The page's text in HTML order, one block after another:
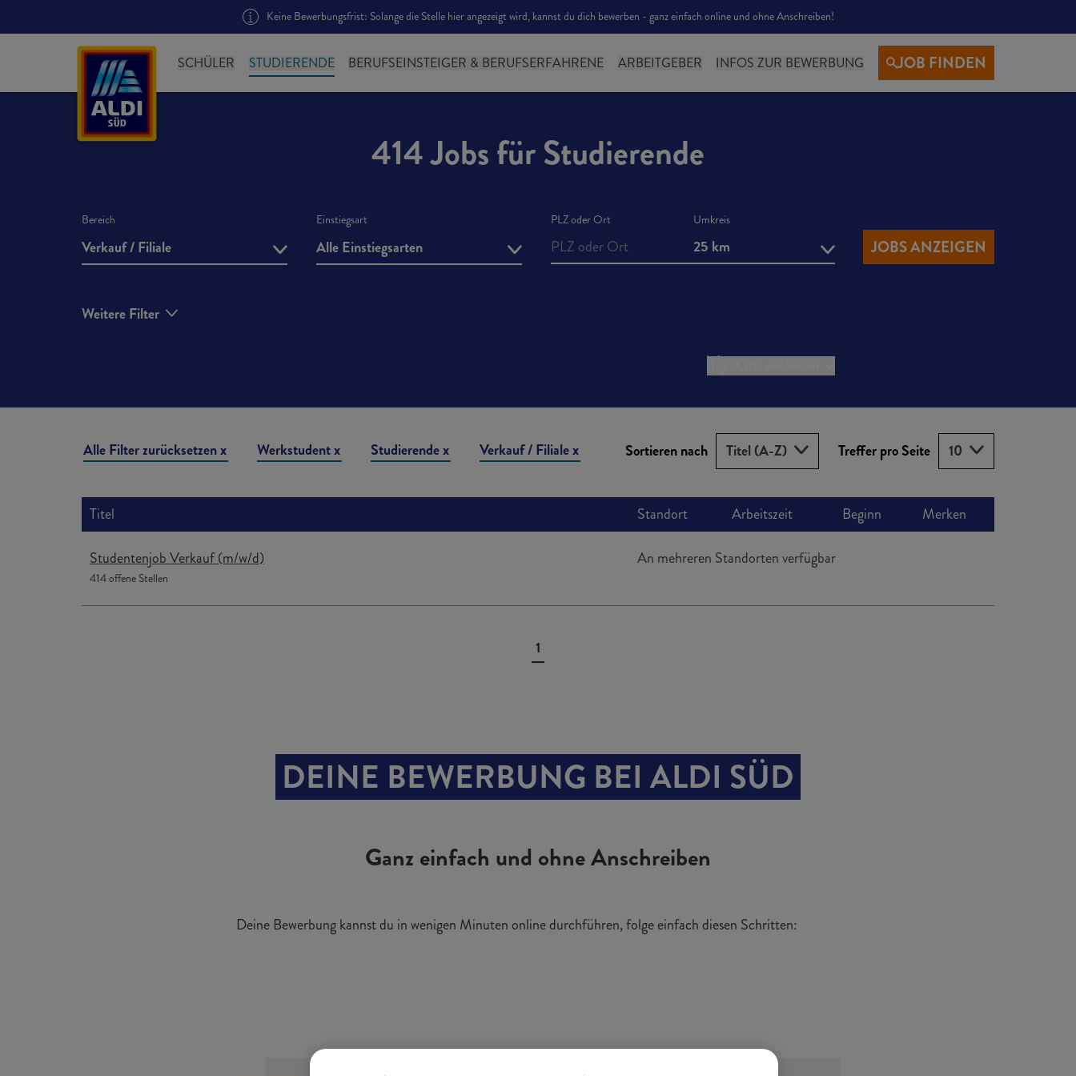
Keine Bewerbungsfrist: Solange die Stelle hier angezeigt wird, kannst du dich bewerben - ganz einfach online und ohne Anschreiben!
SCHÜLER STUDIERENDE BERUFSEINSTEIGER & BERUFSERFAHRENE ARBEITGEBER INFOS ZUR BEWERBUNG JOB FINDEN
414 Jobs für Studierende
Bereich
Verkauf / Filiale
Einstiegsart
Alle Einstiegsarten
PLZ oder Ort Umkreis
25 km
Weitere Filter
JOBS ANZEIGEN
Liste der Stellenangebote
Alle Filter zurücksetzen Werkstudent Studierende Verkauf / Filiale Sortieren nach Sortieren nach
Titel (A-Z) Treffer pro Seite 10
Titel Standort Arbeitszeit Beginn Merken
Studentenjob Verkauf (m/w/d)
414 offene Stellen
An mehreren Standorten verfügbar
1
DEINE BEWERBUNG BEI ALDI SÜD
Ganz einfach und ohne Anschreiben
Deine Bewerbung kannst du in wenigen Minuten online durchführen, folge einfach diesen Schritten: